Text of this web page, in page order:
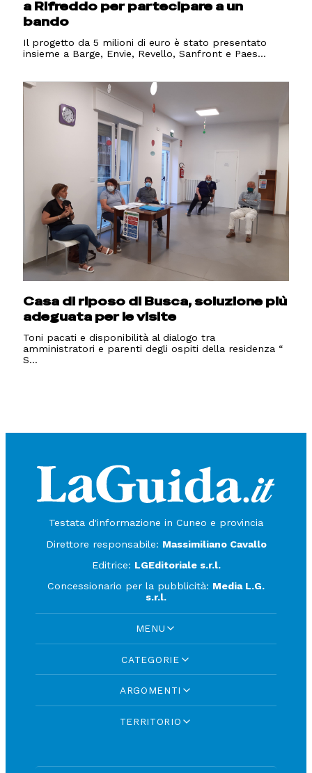
a Rifreddo per partecipare a un
bando
Il progetto da 5 milioni di euro è stato presentato
insieme a Barge, Envie, Revello, Sanfront e Paes...
Casa di riposo di Busca, soluzione più
adeguata per le visite
Toni pacati e disponibilità al dialogo tra
amministratori e parenti degli ospiti della residenza “
S...
Testata d'informazione in Cuneo e provincia
Direttore responsabile: Massimiliano Cavallo
Editrice: LGEditoriale s.r.l.
Concessionario per la pubblicità: Media L.G.
s.r.l.
MENU
CATEGORIE
ARGOMENTI
TERRITORIO